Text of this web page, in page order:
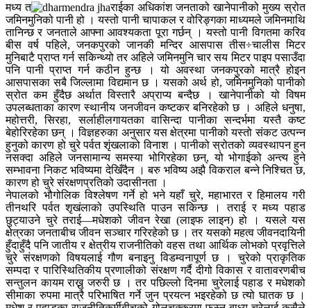
मध्य त
राईका अधिकांश जनताको खानेपानीको मुख्य स्रोत
जमिनमुनिको पानी हो । यस्तो पानी चापाकल र वोरिङ्गका माध्यमले जमिनमाथि
तानिन्छ र जनताले आफ्ना आवश्यकता पूरा गर्छन् । यस्तो पानी विगतमा करिव
बीस वर्ष पहिले, जनकपुरको जानकी मन्दिर आसपास तीस÷चालीस मिटर
मुनिबाटै प्राप्त गर्न सकिन्थ्यो तर अहिले जमिनमुनि चार सय मिटर पाइप पसाउँदा
पनि पानी प्राप्त गर्न कठीन हुन्छ । यो अवस्था जनकपुरको मात्रै होइन
आसपासका सबै जिल्लामा विद्यमान छ । यसको अर्थ हो, जमिनमुनिको पानीको
स्रोत कम हुँदैछ अर्थात विस्तारै अप्राप्य बन्दैछ । खानेपानीको यो विषम
उपलब्धताका कारण स्थानीय जनजीवन कष्टकर बनिरहेको छ । अहिले धनुषा,
महोत्तरी, सिरहा, सर्लाहीलगायतका वासिन्दा पानीका सन्दर्भमा यस्तै कष्ट
बेहोरिरहेका छन् । विज्ञहरुका अनुसार यस क्षेत्रमा पानीको यस्तो संकट उत्पन्न
हुनुको कारण हो चुरे पर्वत शृंखलाको विनाश । पानीको स्रोतको व्यवस्थापन हुन
नसक्दा अहिले जनसामान्य समस्या भोगिरहेका छन्, यो भोगाईको अन्त्य हुने
सम्भावना निकट भविष्यमा देखिँदैन । बरु भविष्य अझै विकराल बन्ने निश्चित छ,
कारण हो चुरे संरक्षणप्रतिको उदासीनता ।
नेपालको भौगोलिक विश्लेषण गर्ने हो भने यहाँ चुरे, महाभारत र हिमालय गरी
तीनथरि पर्वत शृखंलाको उपस्थिति पाउन सकिन्छ । तराई र मध्य पहाड
छुट्याउने चुरे तराई—मधेशको जीवन रेखा (लाइफ लाइन) हो । यसले यस
क्षेत्रका जनताबीच जीवन सञ्चार गरिरहेको छ । तर यसको महत्व जीवनदायिनी
हुँदाहुँदै पनि जातीय र क्षेत्रीय राजनीतिको वहस तथा आर्थिक लोभको प्रवृत्तिले
चुरे संरक्षणको विषयलाई गौण बनाइनु विडम्वनापूर्ण छ । चुरेको प्राकृतिक
सम्पदा र पारिस्थितिकीय प्रणालीको संरक्षण गर्दै दीगो विकास र वातावरणबीच
सन्तुलन कायम राख्नु जरुरी छ । तर पछिल्लो दिनमा चुरेलाई पहाड र मधेशको
सीमाका रुपमा मात्रै परिभाषित गर्ने जुन प्रयत्न भइरहेको छ त्यो घातक छ ।